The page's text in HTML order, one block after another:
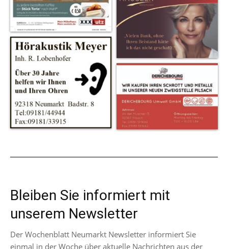
Bleiben Sie informiert mit
unserem Newsletter
Der Wochenblatt Neumarkt Newsletter informiert Sie
einmal in der Woche über aktuelle Nachrichten aus der